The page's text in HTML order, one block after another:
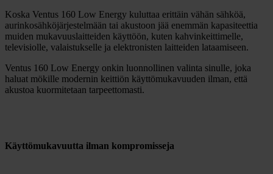
Koska Ventus 160 Low Energy kuluttaa erittäin vähän sähköä,
aurinkosähköjärjestelmään tai akustoon jää enemmän kapasiteettia
muiden mukavuuslaitteiden käyttöön, kuten kahvinkeittimelle,
televisiolle, valaistukselle ja elektronisten laitteiden lataamiseen.
Ventus 160 Low Energy onkin luonnollinen valinta sinulle, joka
haluat mökille modernin keittiön käyttömukavuuden ilman, että
akustoa kuormitetaan tarpeettomasti.
Käyttömukavuutta ilman kompromisseja